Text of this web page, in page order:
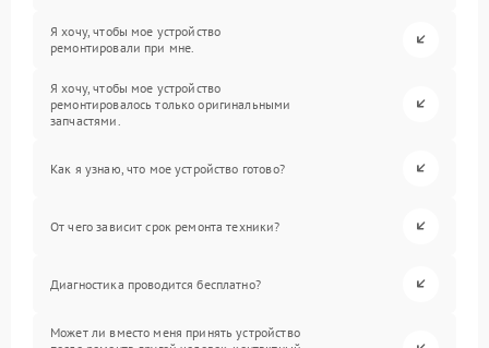
Я хочу, чтобы мое устройство
ремонтировали при мне.
Я хочу, чтобы мое устройство
ремонтировалось только оригинальными
запчастями.
Как я узнаю, что мое устройство готово?
От чего зависит срок ремонта техники?
Диагностика проводится бесплатно?
Может ли вместо меня принять устройство